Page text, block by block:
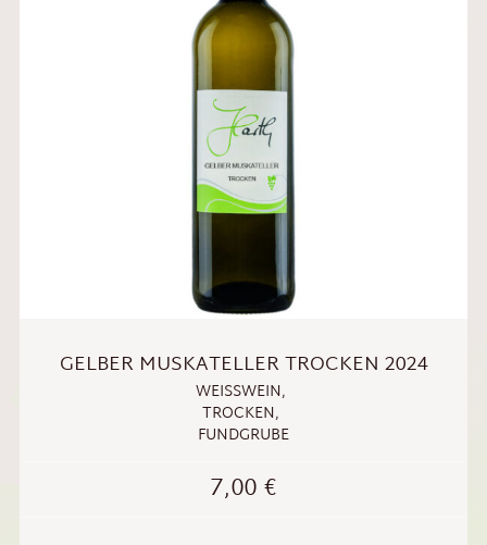
GELBER MUSKATELLER TROCKEN 2024
WEISSWEIN ,
TROCKEN,
FUNDGRUBE
7,00€